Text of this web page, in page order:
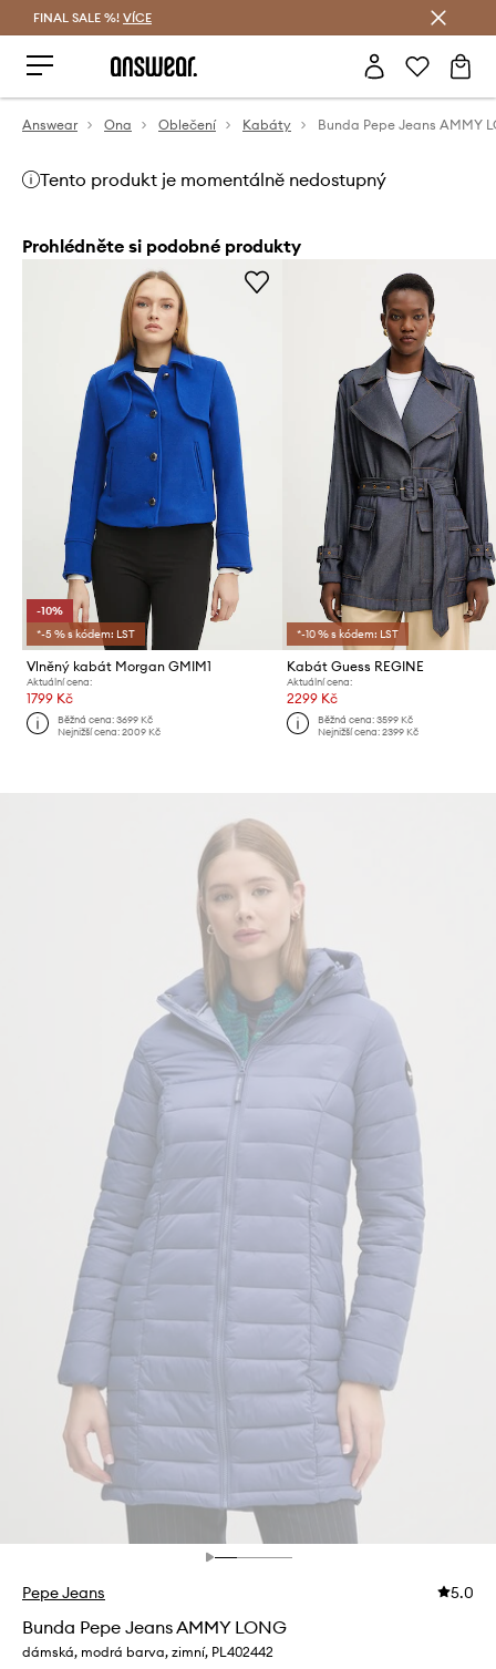
FINAL SALE %! VÍCE
Answear Ona Oblečení Kabáty Bunda Pepe Jeans AMMY
Tento produkt je momentálně nedostupný
Prohlédněte si podobné produkty
-10%
*-5 % s kódem: LST
Vlněný kabát Morgan GMIM1
Aktuální cena:
1799 Kč
Běžná cena:3699 Kč
Nejnižší cena:2009 Kč
*-10 % s kódem: LST
Kabát Guess REGINE
Aktuální cena:
2299 Kč
Běžná cena: 3599 Kč
Nejnižší cena: 2399 Kč
Pepe Jeans 5.0
Bunda Pepe Jeans AMMY LONG
dámská, modrá barva, zimní, PL402442